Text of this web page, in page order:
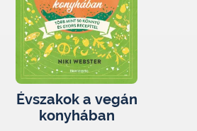
Évszakok a vegán
konyhában